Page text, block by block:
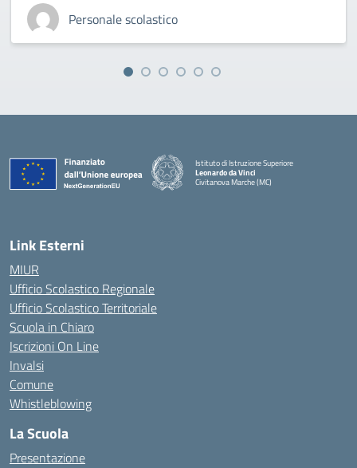
Personale scolastico
Istituto di Istruzione Superiore
Leonardo da Vinci
Civitanova Marche (MC)
Link Esterni
MIUR
Ufficio Scolastico Regionale
Ufficio Scolastico Territoriale
Scuola in Chiaro
Iscrizioni On Line
Invalsi
Comune
Whistleblowing
La Scuola
Presentazione